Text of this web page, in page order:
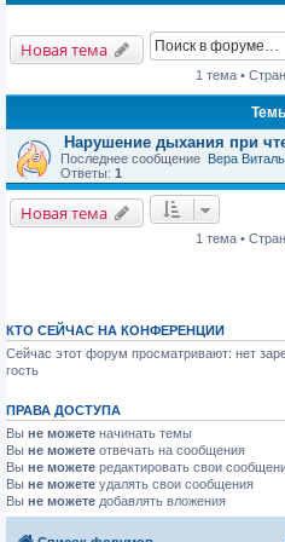
Новая тема
1 тема •
Нарушение дыхания при
Последнее сообщение Вера
Ответы: 1
Новая тема
1 тема •
КТО СЕЙЧАС НА КОНФЕРЕНЦИИ
Сейчас этот форум просматривают: нет
гость
ПРАВА ДОСТУПА
Вы не можете начинать темы
Вы не можете отвечать на сообщения
Вы не можете редактировать свои
Вы не можете удалять свои сообщения
Вы не можете добавлять вложения